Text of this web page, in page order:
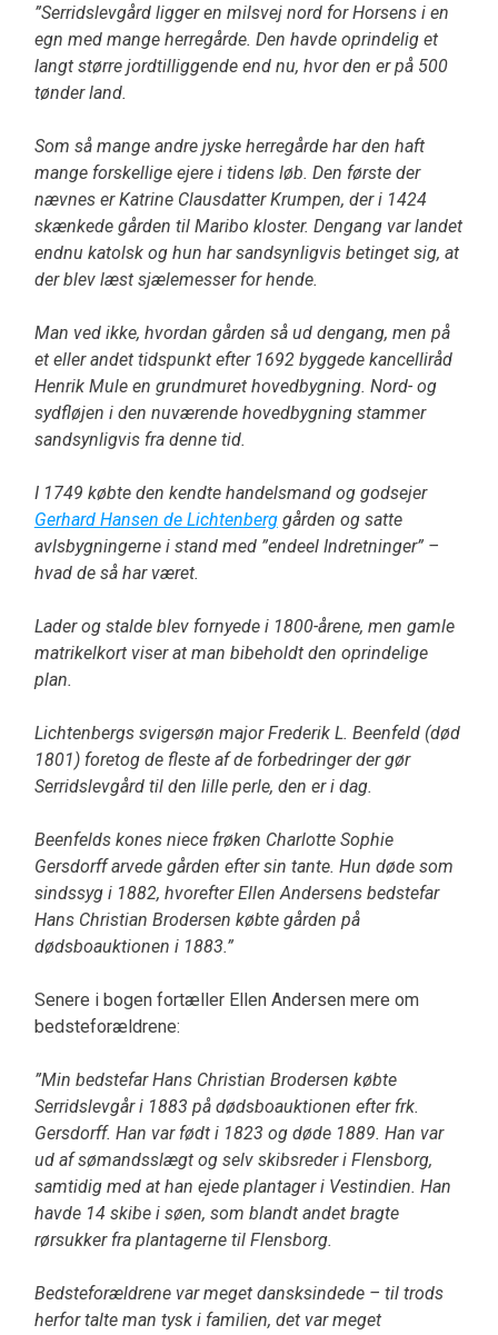
”Serridslevgård ligger en milsvej nord for Horsens i en
egn med mange herregårde. Den havde oprindelig et
langt større jordtilliggende end nu, hvor den er på 500
tønder land.
Som så mange andre jyske herregårde har den haft
mange forskellige ejere i tidens løb. Den første der
nævnes er Katrine Clausdatter Krumpen, der i 1424
skænkede gården til Maribo kloster. Dengang var landet
endnu katolsk og hun har sandsynligvis betinget sig, at
der blev læst sjælemesser for hende.
Man ved ikke, hvordan gården så ud dengang, men på
et eller andet tidspunkt efter 1692 byggede kancelliråd
Henrik Mule en grundmuret hovedbygning. Nord- og
sydfløjen i den nuværende hovedbygning stammer
sandsynligvis fra denne tid.
I 1749 købte den kendte handelsmand og godsejer
Gerhard Hansen de Lichtenberggården og satte
avlsbygningerne i stand med ”endeel Indretninger” –
hvad de så har været.
Lader og stalde blev fornyede i 1800-årene, men gamle
matrikelkort viser at man bibeholdt den oprindelige
plan.
Lichtenbergs svigersøn major Frederik L. Beenfeld (død
1801) foretog de fleste af de forbedringer der gør
Serridslevgård til den lille perle, den er i dag.
Beenfelds kones niece frøken Charlotte Sophie
Gersdorff arvede gården efter sin tante. Hun døde som
sindssyg i 1882, hvorefter Ellen Andersens bedstefar
Hans Christian Brodersen købte gården på
dødsboauktionen i 1883.”
Senere i bogen fortæller Ellen Andersen mere om
bedsteforældrene:
”Min bedstefar Hans Christian Brodersen købte
Serridslevgår i 1883 på dødsboauktionen efter frk.
Gersdorff. Han var født i 1823 og døde 1889. Han var
ud af sømandsslægt og selv skibsreder i Flensborg,
samtidig med at han ejede plantager i Vestindien. Han
havde 14 skibe i søen, som blandt andet bragte
rørsukker fra plantagerne til Flensborg.
Bedsteforældrene var meget dansksindede – til trods
herfor talte man tysk i familien, det var meget